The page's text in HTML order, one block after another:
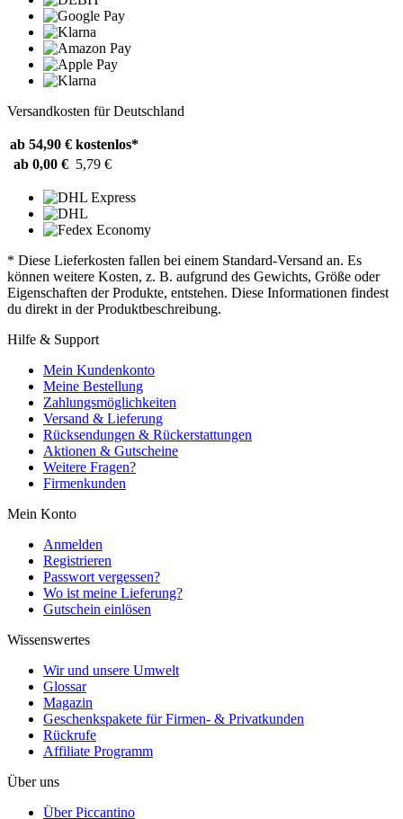
Versandkosten für Deutschland
ab 54,90 € kostenlos*
ab 0,00 € 5,79 €
* Diese Lieferkosten fallen bei einem Standard-Versand an. Es
können weitere Kosten, z. B. aufgrund des Gewichts, Größe oder
Eigenschaften der Produkte, entstehen. Diese Informationen findest
du direkt in der Produktbeschreibung.
Hilfe & Support
Mein Kundenkonto
Meine Bestellung
Zahlungsmöglichkeiten
Versand & Lieferung
Rücksendungen & Rückerstattungen
Aktionen & Gutscheine
Weitere Fragen?
Firmenkunden
Mein Konto
Anmelden
Registrieren
Passwort vergessen?
Wo ist meine Lieferung?
Gutschein einlösen
Wissenswertes
Wir und unsere Umwelt
Glossar
Magazin
Geschenkspakete für Firmen- & Privatkunden
Rückrufe
Affiliate Programm
Über uns
Über Piccantino